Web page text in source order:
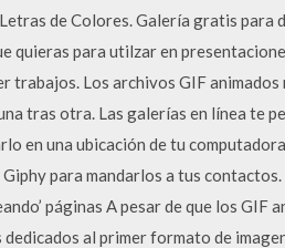
de Colores. Galería gratis para
quieras para utilzar en
trabajos. Los archivos GIF
tras otra. Las galerías en línea te
en una ubicación de tu
para mandarlos a tus
páginas A pesar de que los
al primer formato de